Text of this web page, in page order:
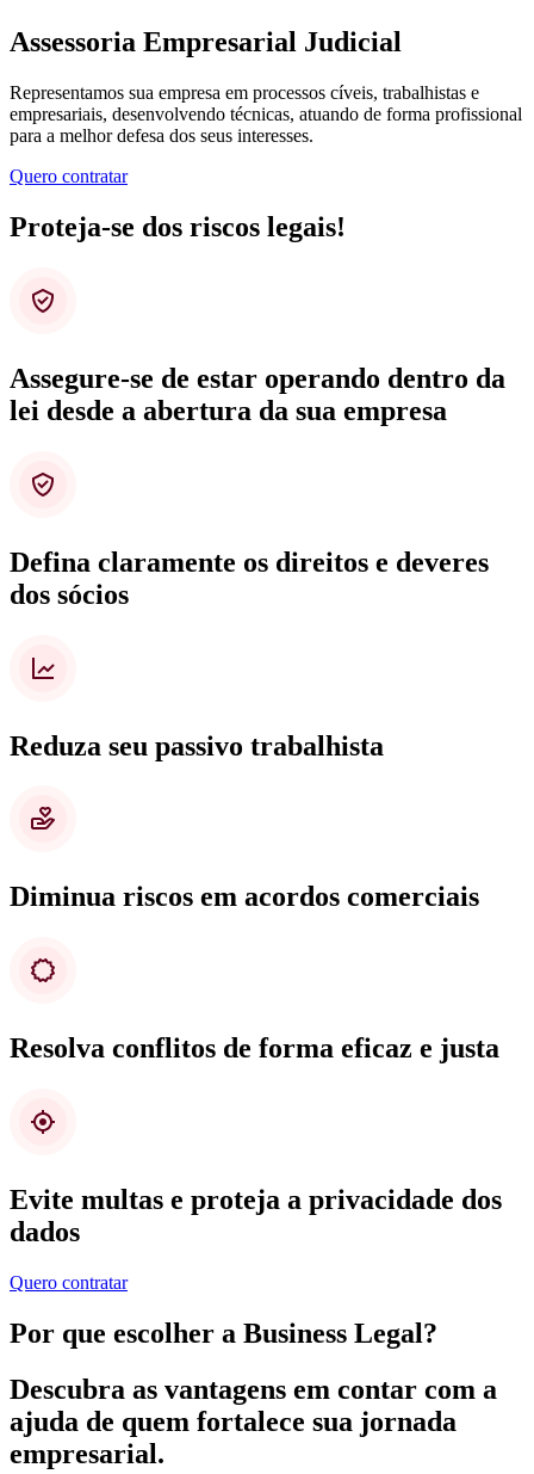
Assessoria Empresarial Judicial
Representamos sua empresa em processos cíveis, trabalhistas e
empresariais, desenvolvendo técnicas, atuando de forma profissional
para a melhor defesa dos seus interesses.
Quero contratar
Proteja-se dos riscos legais!
Assegure-se de estar operando dentro da
lei desde a abertura da sua empresa
Defina claramente os direitos e deveres
dos sócios
Reduza seu passivo trabalhista
Diminua riscos em acordos comerciais
Resolva conflitos de forma eficaz e justa
Evite multas e proteja a privacidade dos
dados
Quero contratar
Por que escolher a Business Legal?
Descubra as vantagens em contar com a
ajuda de quem fortalece sua jornada
empresarial.